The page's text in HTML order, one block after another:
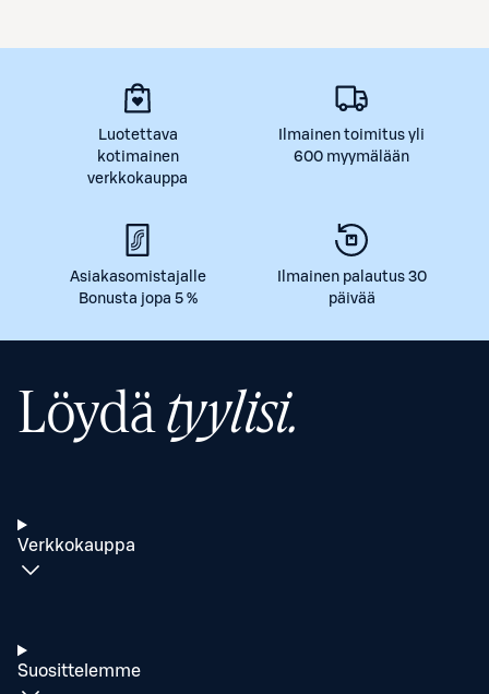
Luotettava
kotimainen
verkkokauppa
Ilmainen toimitus yli
600 myymälään
Asiakasomistajalle
Bonusta jopa 5 %
Ilmainen palautus 30
päivää
Löydätyylisi.
Verkkokauppa
Suosittelemme